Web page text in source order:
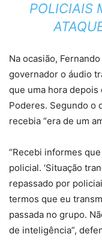
POLICIAIS
Na ocasião,
governador o áudio
que uma hora depois
Poderes. Segundo o
recebia “era de um
“Recebi informes
policial. ‘Situação
repassado por
termos que eu
passada no grupo.
de inteligência”,